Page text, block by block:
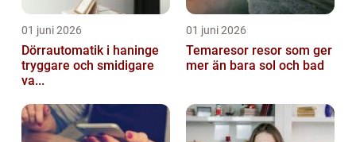
01 juni 2026
Dörrautomatik i haninge
tryggare och smidigare
va...
01 juni 2026
Temaresor resor som ger
mer än bara sol och bad